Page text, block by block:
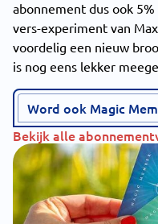
abonnement dus ook
vers-experiment van
voordelig een nieuw
is nog eens lekker
Word ook Magic
Bekijk alle